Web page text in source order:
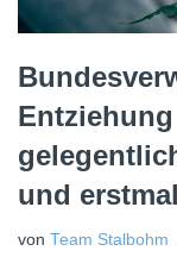
und
von Team Stalbohm